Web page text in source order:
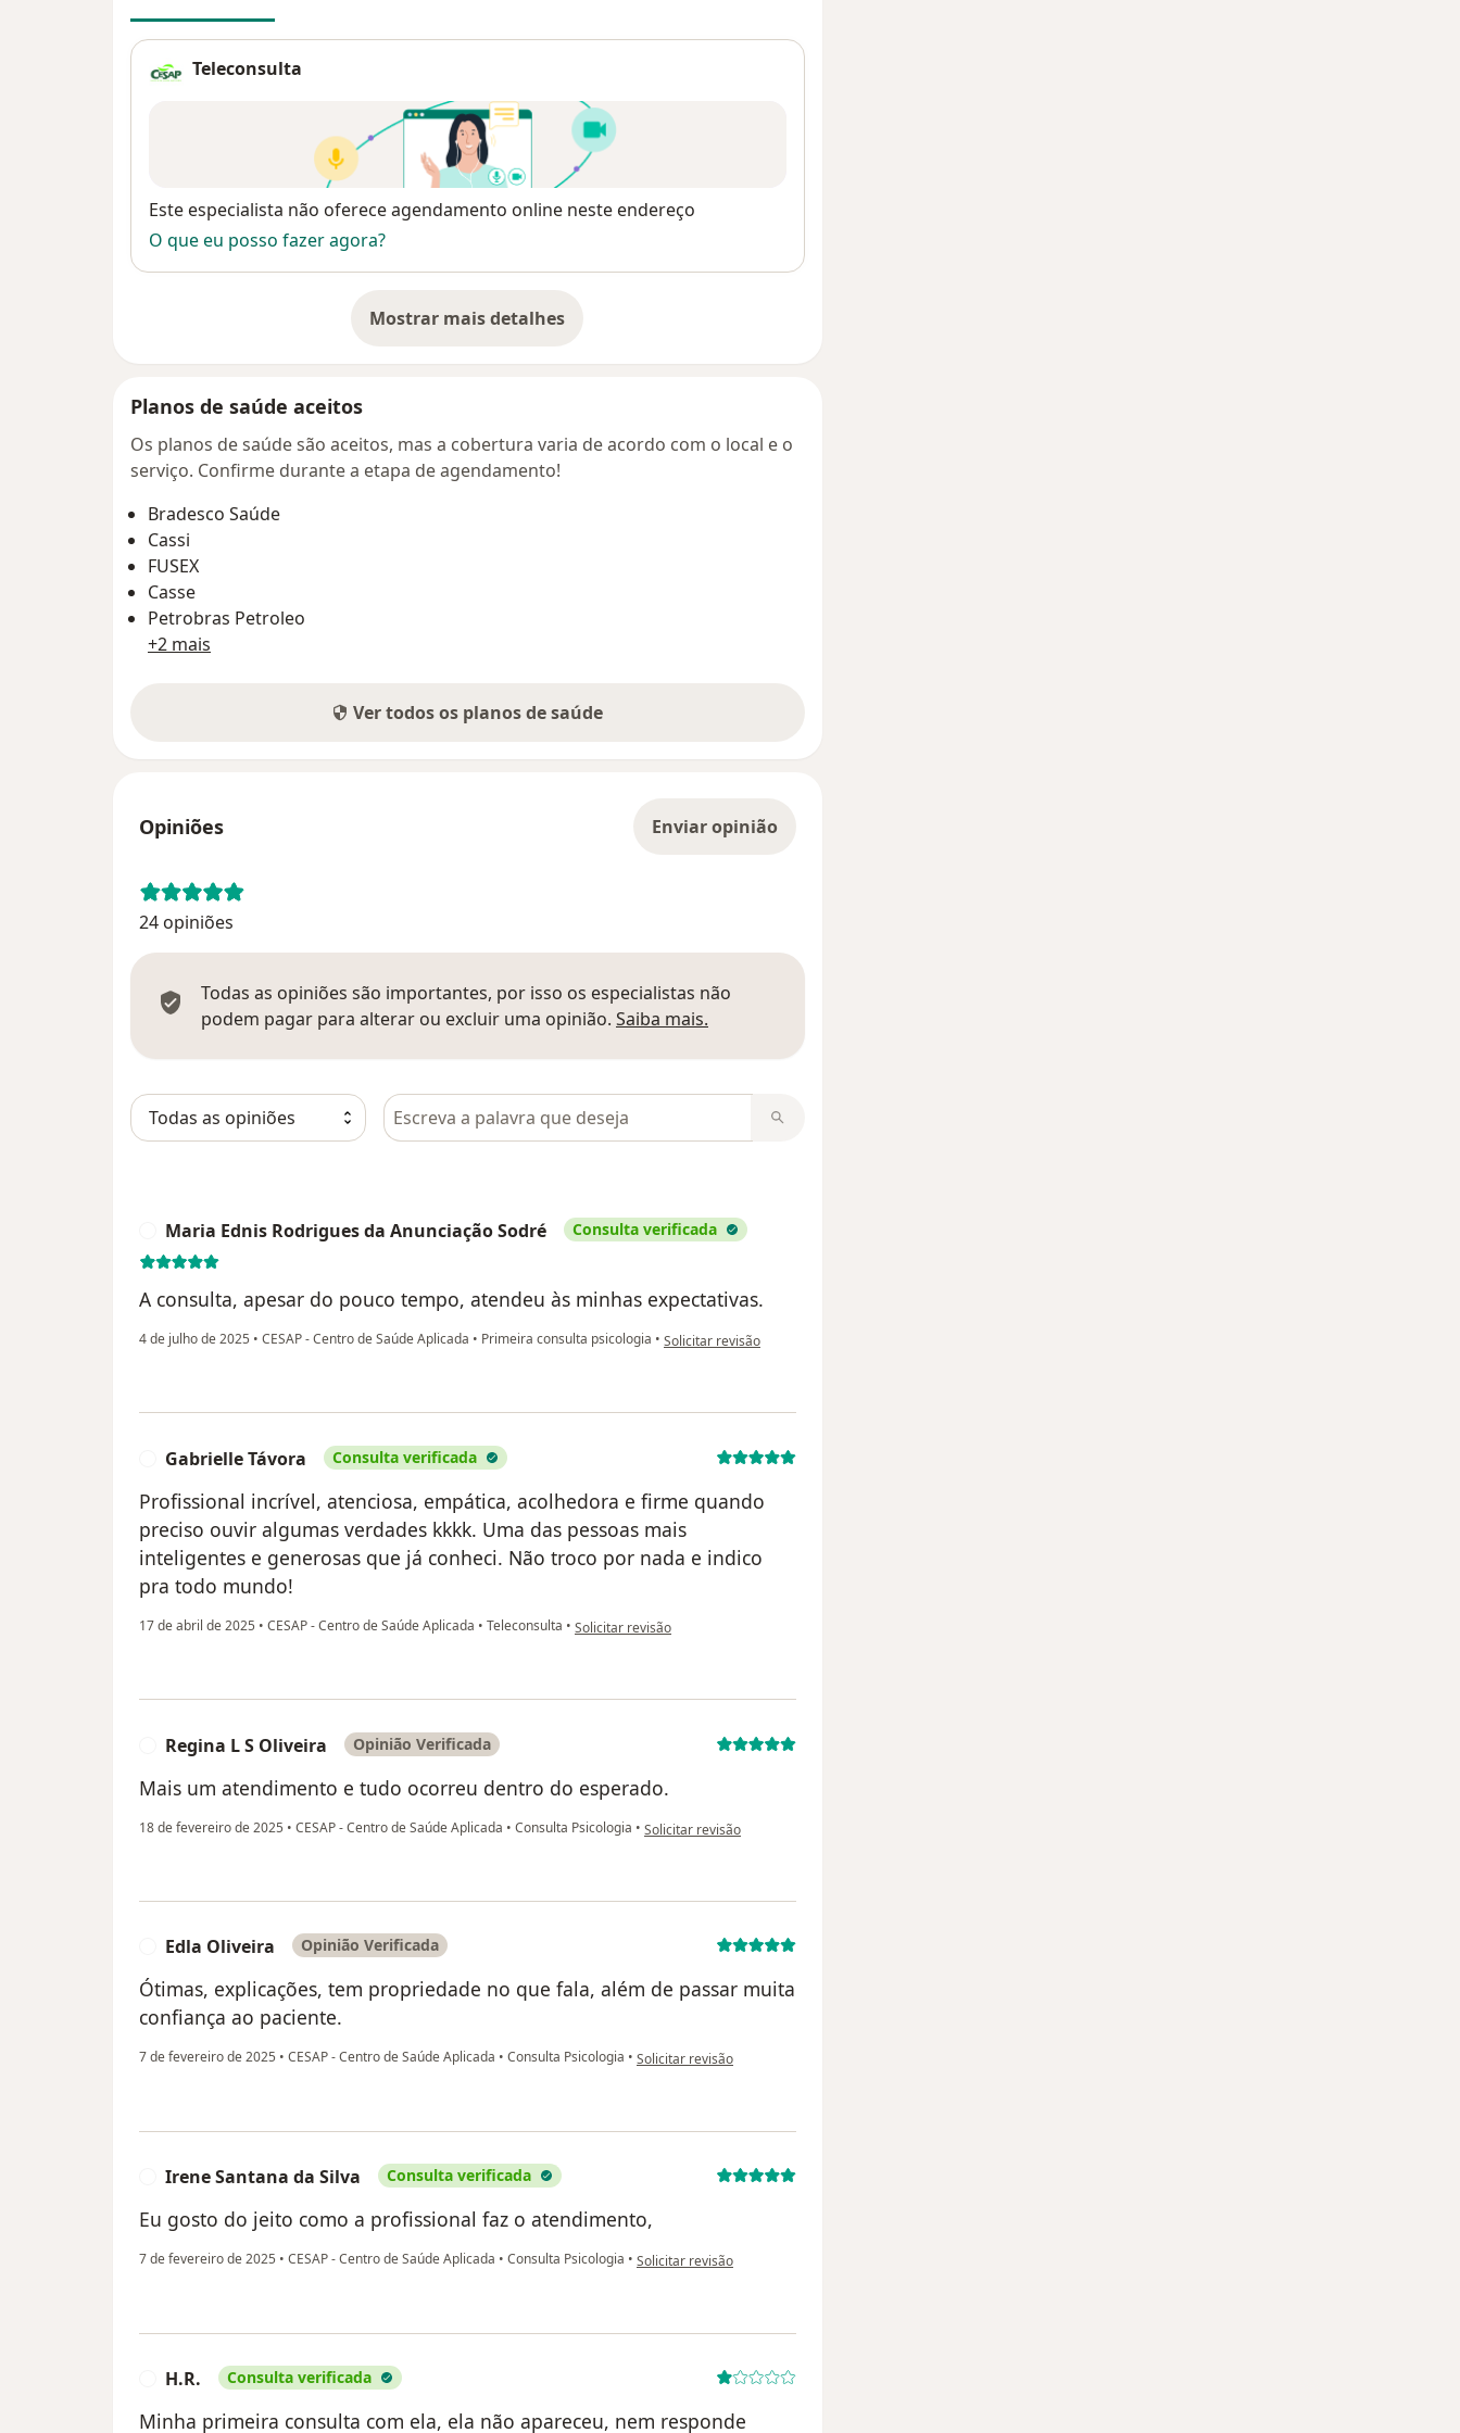
Teleconsulta
Disponibilidade
Este especialista não oferece agendamento online neste endereço
O que eu posso fazer agora?
Mostrar mais detalhes
sobre o endereço
Planos de saúde aceitos
Os planos de saúde são aceitos, mas a cobertura varia de acordo com o local e o
serviço. Confirme durante a etapa de agendamento!
Bradesco Saúde
Cassi
FUSEX
Casse
Petrobras Petroleo
+2 mais
Ver todos os planos de saúde
Opiniões Enviar opinião
24 opiniões
Todas as opiniões são importantes, por isso os especialistas não
podem pagar para alterar ou excluir uma opinião. Saiba mais.
Pesquisar em opiniões
Maria Ednis Rodrigues da Anunciação Sodré Consulta verificada
A consulta, apesar do pouco tempo, atendeu às minhas expectativas.
4 de julho de 2025 • CESAP - Centro de Saúde Aplicada • Primeira consulta psicologia • na opinião do utilizador Maria Ednis Rodrigues da Anunciação Sodré
Solicitar revisão
Gabrielle Távora Consulta verificada
Profissional incrível, atenciosa, empática, acolhedora e firme quando
preciso ouvir algumas verdades kkkk. Uma das pessoas mais
inteligentes e generosas que já conheci. Não troco por nada e indico
pra todo mundo!
17 de abril de 2025 • CESAP - Centro de Saúde Aplicada • Teleconsulta • na opinião do utilizador Gabrielle Távora
Solicitar revisão
Regina L S Oliveira Opinião Verificada
Mais um atendimento e tudo ocorreu dentro do esperado.
18 de fevereiro de 2025 • CESAP - Centro de Saúde Aplicada • Consulta Psicologia • na opinião do utilizador Regina L S Oliveira
Solicitar revisão
Edla Oliveira Opinião Verificada
Ótimas, explicações, tem propriedade no que fala, além de passar muita
confiança ao paciente.
7 de fevereiro de 2025 • CESAP - Centro de Saúde Aplicada • Consulta Psicologia • na opinião do utilizador Edla Oliveira
Solicitar revisão
Irene Santana da Silva Consulta verificada
Eu gosto do jeito como a profissional faz o atendimento,
7 de fevereiro de 2025 • CESAP - Centro de Saúde Aplicada • Consulta Psicologia • na opinião do utilizador Irene Santana da Silva
Solicitar revisão
H.R. Consulta verificada
Minha primeira consulta com ela, ela não apareceu, nem responde